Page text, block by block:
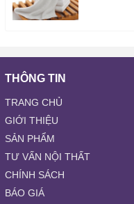
THÔNG TIN
TRANG CHỦ
GIỚI THIỆU
SẢN PHẨM
TƯ VẤN NỘI THẤT
CHÍNH SÁCH
BÁO GIÁ